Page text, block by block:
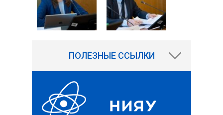
ПОЛЕЗНЫЕ ССЫЛКИ